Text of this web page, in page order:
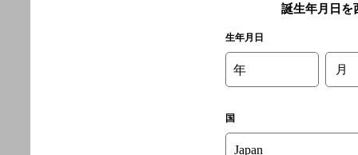
誕生年月日を
生年月日
年 月
国